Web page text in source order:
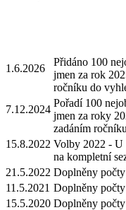
1.6.2026
Přidáno 100
jmen za rok
ročníku do
7.12.2024
Pořadí 100
jmen za roky
zadáním
15.8.2022 Volby 2022 - U
na kompletní
21.5.2022 Doplněny
11.5.2021 Doplněny
15.5.2020 Doplněny